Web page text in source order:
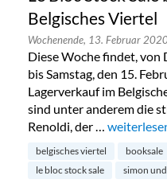
Belgisches Viertel
Wochenende, 13. Februar
Diese Woche findet, von
bis Samstag, den 15.
Lagerverkauf im
sind unter anderem die
Renoldi, der … „Le Bloc
belgisches viertel booksale
le bloc stock sale
simon